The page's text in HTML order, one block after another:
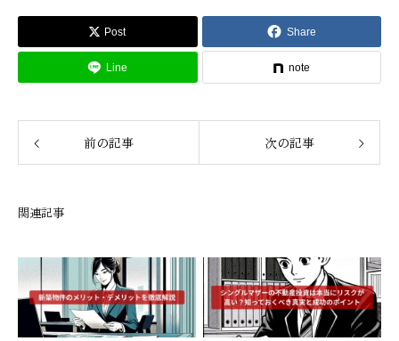
Post Share
Line note
前の記事 次の記事
関連記事